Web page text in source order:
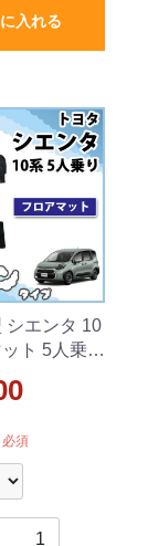
入れる
シエンタ 10
ト 5人乗り
クタイプ
必須